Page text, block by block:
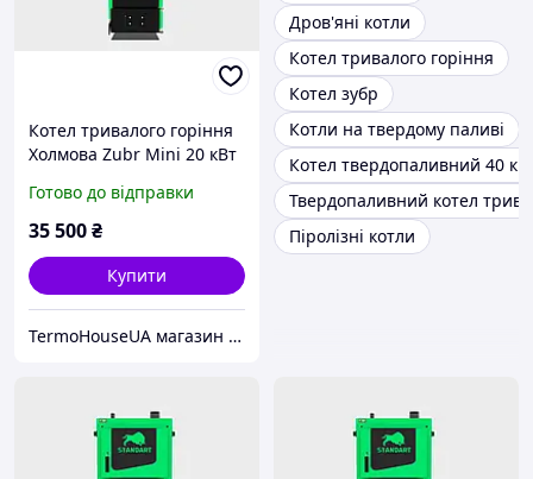
Котел тривалого горіння
Холмова Zubr Mini 20 кВт
Готово до відправки
35 500₴
Купити
TermoHouseUA магазин опалювального і кліматичного обладнання
Дров'яні котли
Котел тривалого горіння
Котел зубр
Котли на твердому паливі
Котел твердопаливний 40
Твердопаливний котел
Піролізні котли